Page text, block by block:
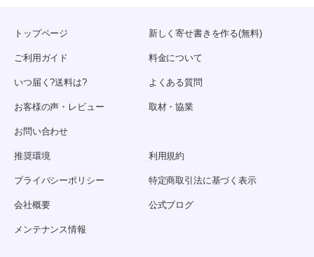
トップページ 新しく寄せ書きを作る(無料)
ご利用ガイド 料金について
いつ届く?送料は? よくある質問
お客様の声・レビュー
お問い合わせ
取材・協業
推奨環境 利用規約
プライバシーポリシー 特定商取引法に基づく表示
会社概要 公式ブログ
メンテナンス情報